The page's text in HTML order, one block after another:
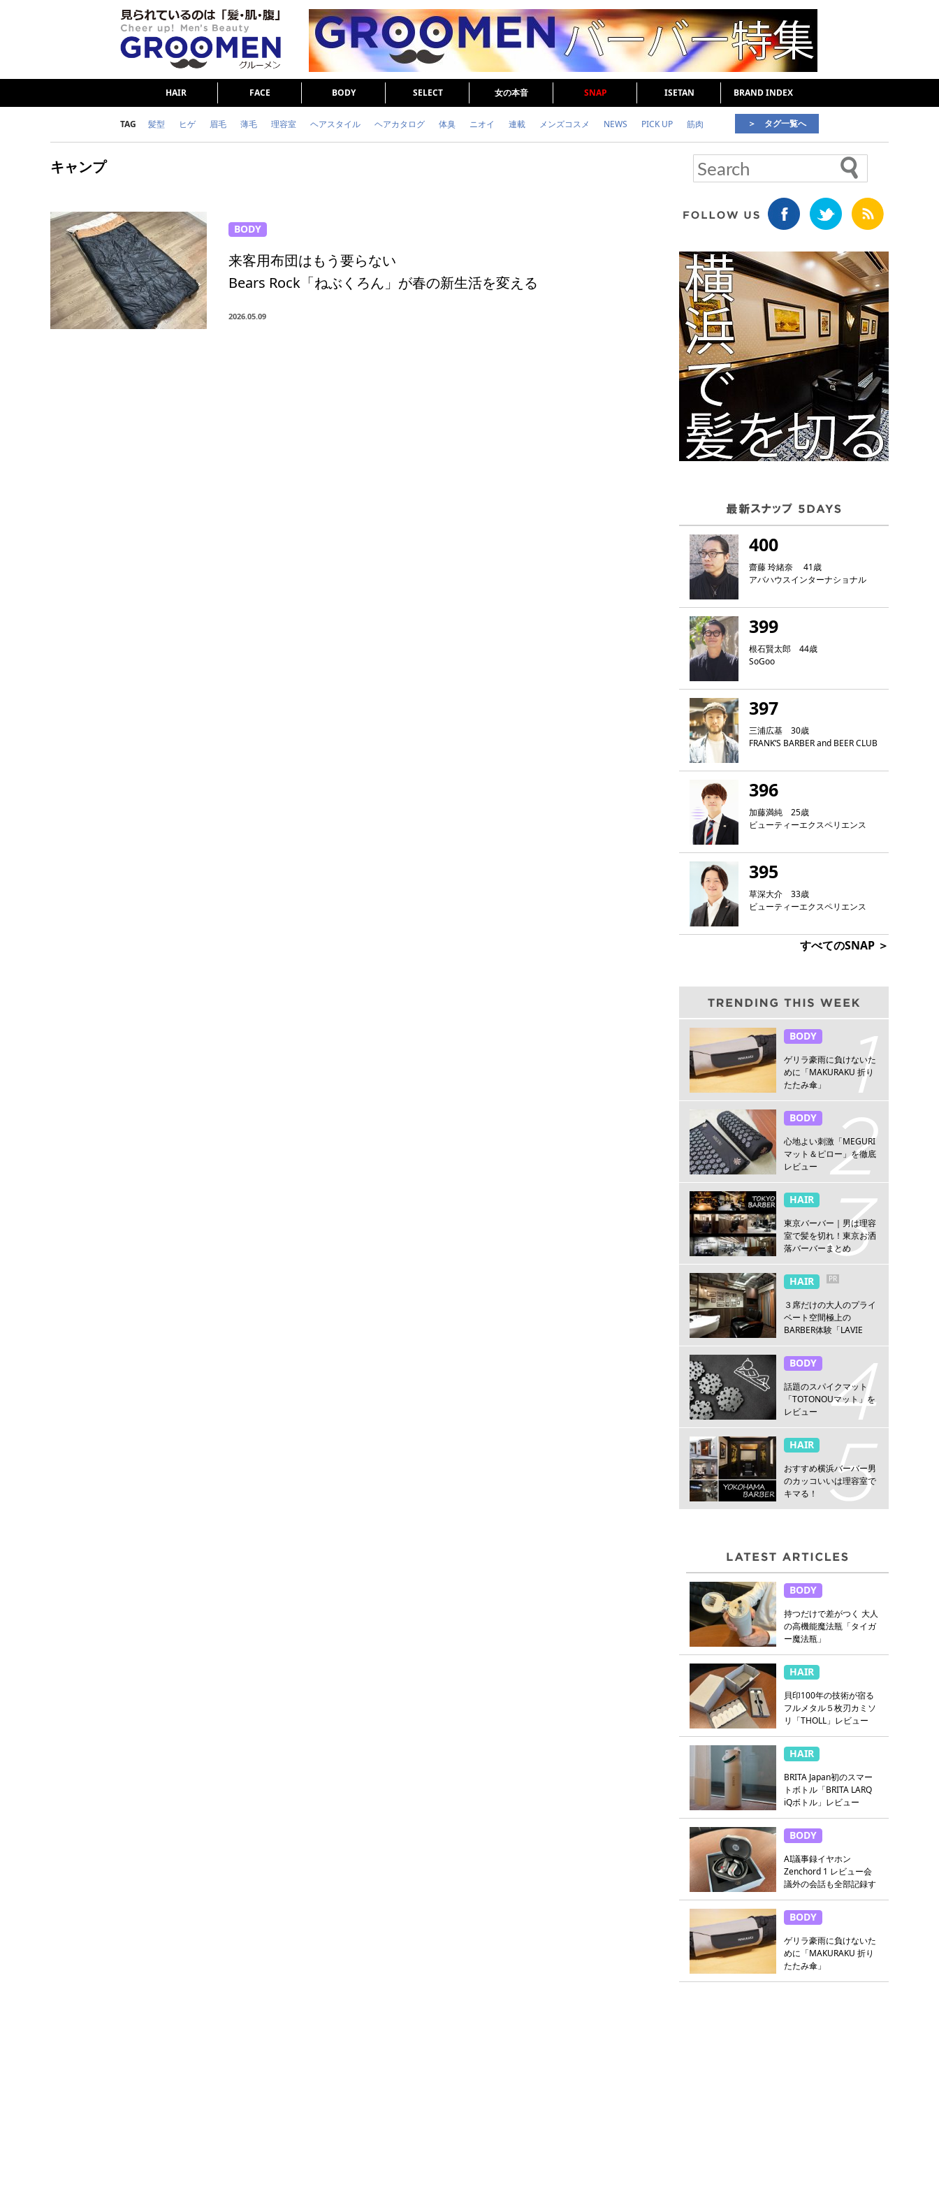
HAIR FACE BODY SELECT 女の本音 SNAP ISETAN BRAND INDEX
TAG 髪型 ヒゲ 眉毛 薄毛 理容室 ヘアスタイル ヘアカタログ 体臭 ニオイ 連載 メンズコスメ NEWS PICK UP 筋肉
頭皮ケア
＞ タグ一覧へ
キャンプ
BODY
来客用布団はもう要らない
Bears Rock「ねぶくろん」が春の新生活を変える
2026.05.09
400
齋藤 玲緒奈 41歳
アバハウスインターナショナル
399
根石賢太郎 44歳
SoGoo
397
三浦広基 30歳
FRANK‘S BARBER and BEER CLUB
396
加藤満純 25歳
ビューティーエクスペリエンス
395
草深大介 33歳
ビューティーエクスペリエンス
すべてのSNAP ＞
BODY
ゲリラ豪雨に負けないた
めに「MAKURAKU 折り
たたみ傘」
BODY
心地よい刺激「MEGURI
マット＆ピロー」を徹底
レビュー
HAIR
東京バーバー｜男は理容
室で髪を切れ！東京お洒
落バーバーまとめ
HAIR PR
３席だけの大人のプライ
ベート空間極上の
BARBER体験「LAVIE
BARBER HANARE新宿
店」
BODY
話題のスパイクマット
「TOTONOUマット」を
レビュー
HAIR
おすすめ横浜バーバー男
のカッコいいは理容室で
キマる！
BODY
持つだけで差がつく 大人
の高機能魔法瓶「タイガ
ー魔法瓶」
HAIR
貝印100年の技術が宿る
フルメタル５枚刃カミソ
リ「THOLL」レビュー
HAIR
BRITA Japan初のスマー
トボトル「BRITA LARQ
iQボトル」レビュー
BODY
AI議事録イヤホン
Zenchord 1 レビュー会
議外の会話も全部記録す
BODY
ゲリラ豪雨に負けないた
めに「MAKURAKU 折り
たたみ傘」